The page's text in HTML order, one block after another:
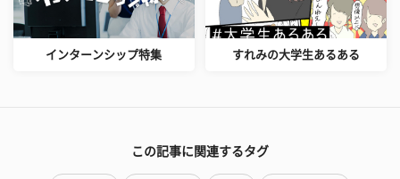
インターンシップ特集 すれみの大学生あるある
この記事に関連するタグ